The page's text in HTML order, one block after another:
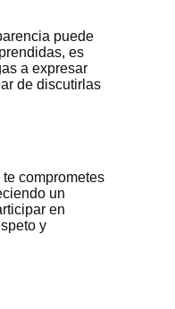
puede
es
a expresar
de discutirlas
comprometes
un
en
y